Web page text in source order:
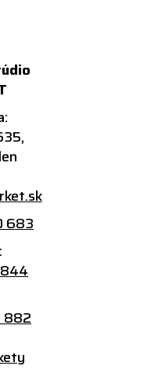
683
844
882